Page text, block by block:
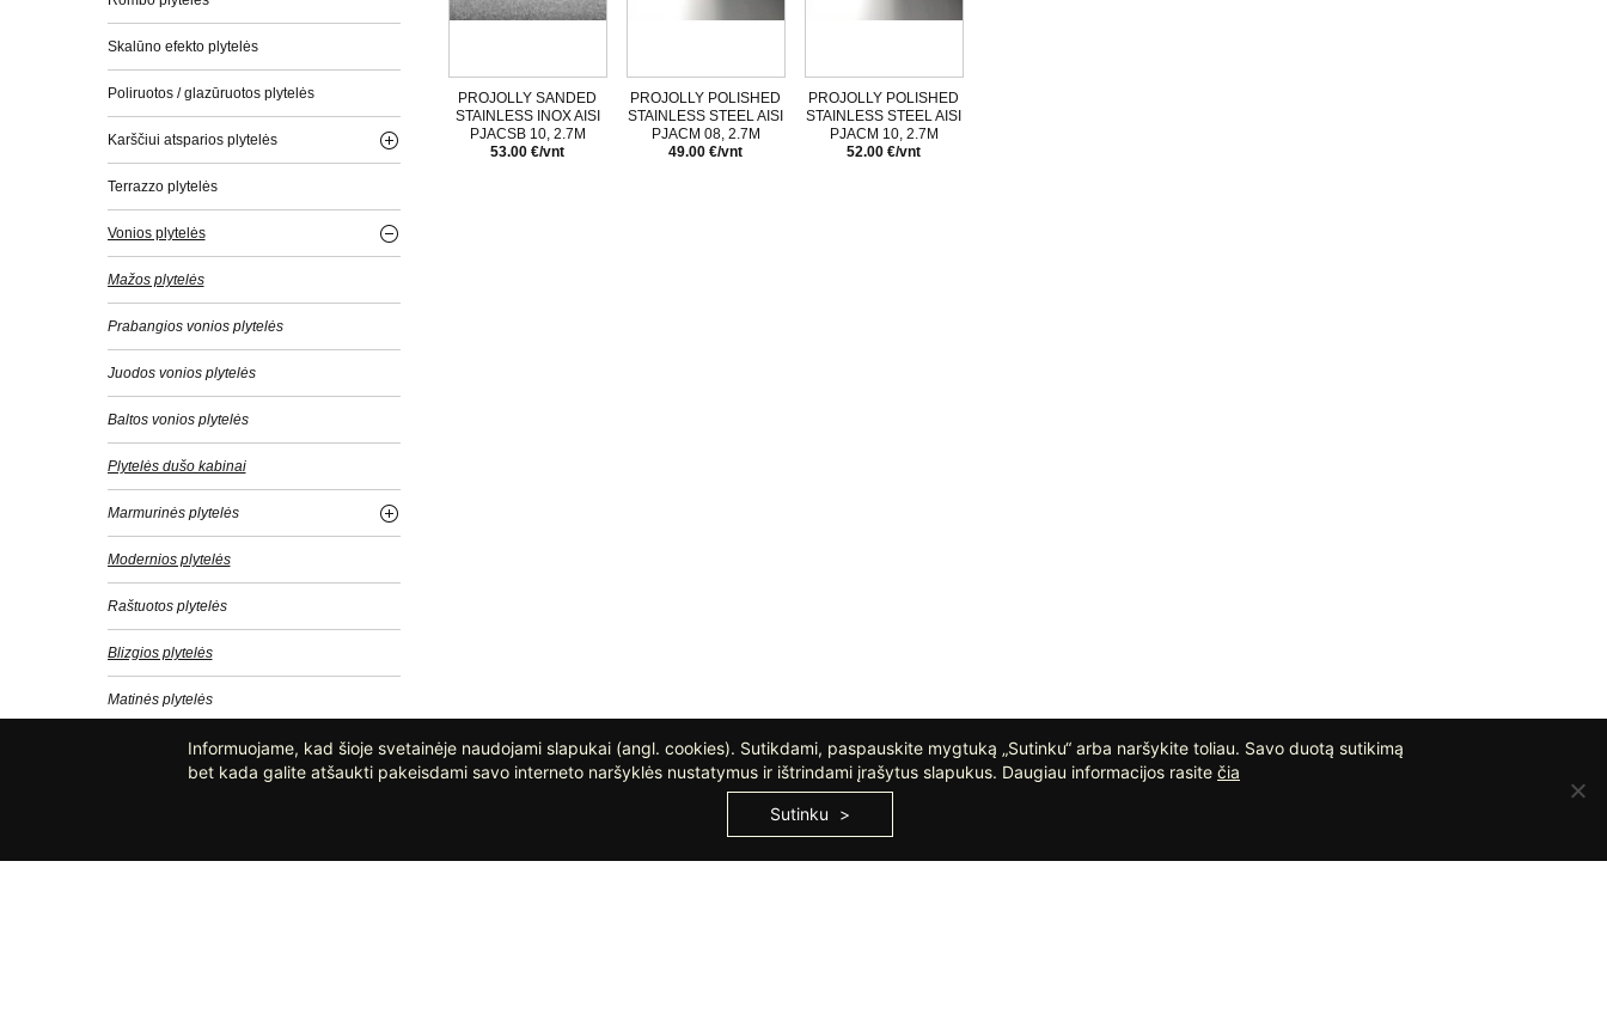
Skalūno efekto plytelės
Poliruotos / glazūruotos plytelės
Karščiui atsparios plytelės
Terrazzo plytelės
Vonios plytelės
Mažos plytelės
Prabangios vonios plytelės
Juodos vonios plytelės
Baltos vonios plytelės
Plytelės dušo kabinai
Marmurinės plytelės
Modernios plytelės
Raštuotos plytelės
Blizgios plytelės
Matinės plytelės
Vintažinės plytelės
PROJOLLY SANDED
STAINLESS INOX AISI
PJACSB 10, 2.7M
53.00 €/vnt
PROJOLLY POLISHED
STAINLESS STEEL AISI
PJACM 08, 2.7M
49.00 €/vnt
PROJOLLY POLISHED
STAINLESS STEEL AISI
PJACM 10, 2.7M
52.00 €/vnt
Informuojame, kad šioje svetainėje naudojami slapukai (angl. cookies). Sutikdami, paspauskite mygtuką „Sutinku“ arba naršykite toliau. Savo duotą sutikimą
bet kada galite atšaukti pakeisdami savo interneto naršyklės nustatymus ir ištrindami įrašytus slapukus. Daugiau informacijos rasite čia
Sutinku